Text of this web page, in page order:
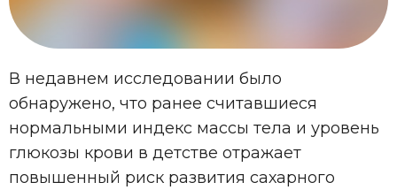
В недавнем исследовании было
обнаружено, что ранее считавшиеся
нормальными индекс массы тела и уровень
глюкозы крови в детстве отражает
повышенный риск развития сахарного